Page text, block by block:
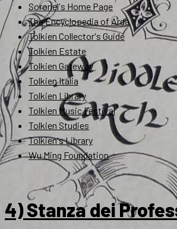
Soronel's Home Page
The Encyclopedia of Arda
Tolkien Collector's Guide
Tolkien Estate
Tolkien Gateway
Tolkien Italia
Tolkien Library
Tolkien Music Festival
Tolkien Studies
Tolkien's Library
Wu Ming Foundation
4) Stanza dei